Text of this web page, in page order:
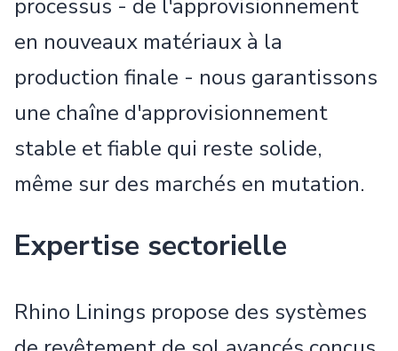
processus - de l'approvisionnement
en nouveaux matériaux à la
production finale - nous garantissons
une chaîne d'approvisionnement
stable et fiable qui reste solide,
même sur des marchés en mutation.
Expertise sectorielle
Rhino Linings propose des systèmes